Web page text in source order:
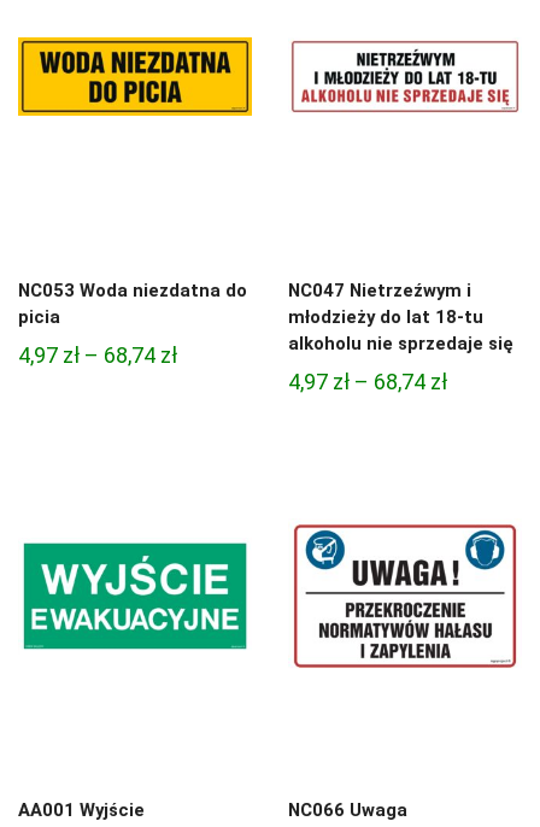
NC053 Woda niezdatna do
picia
4,97 zł – 68,74 złZakres
NC047 Nietrzeźwym i
młodzieży do lat 18-tu
alkoholu nie sprzedaje się
4,97 zł – 68,74 złZakres
68,74 zł
AA001 Wyjście
NC066 Uwaga